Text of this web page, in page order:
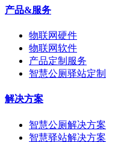
产品&服务
物联网硬件
物联网软件
产品定制服务
智慧公厕驿站定制
解决方案
智慧公厕解决方案
智慧驿站解决方案